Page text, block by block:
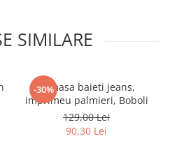
SIMILARE
-30%
Camasa baieti jeans,
imprimeu palmieri, Boboli
129,00 Lei
90,30 Lei